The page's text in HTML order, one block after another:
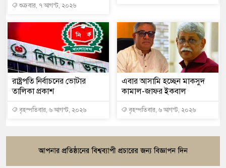
শুক্রবার, ৭ আগস্ট, ২০২৬
রাষ্ট্রপতি নির্বাচনের ভোটার
তালিকা প্রকাশ
বৃহস্পতিবার, ৬ আগস্ট, ২০২৬
এবার আসামি হচ্ছেন মাকসুদ
কামাল-জাফর ইকবাল
বৃহস্পতিবার, ৬ আগস্ট, ২০২৬